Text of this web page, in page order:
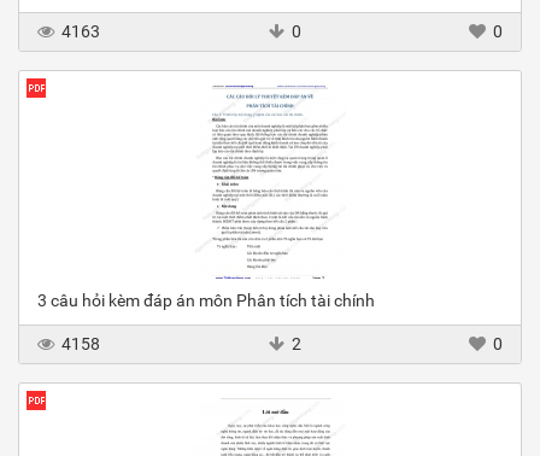
4163 0 0
3 câu hỏi kèm đáp án môn Phân tích tài chính
4158 2 0